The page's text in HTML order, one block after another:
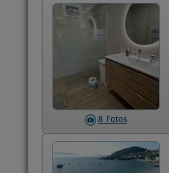
8 Fotos